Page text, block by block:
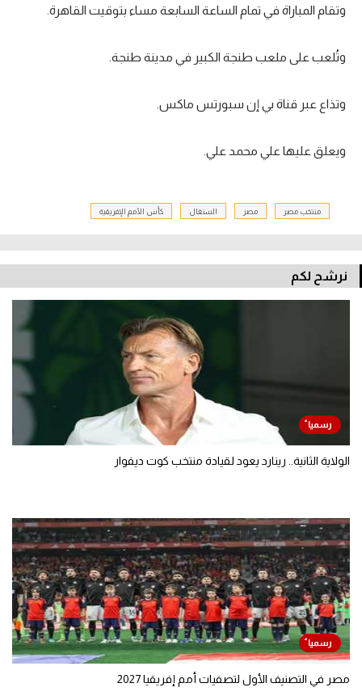
وتقام المباراة في تمام الساعة السابعة مساء بتوقيت القاهرة.
وتُلعب على ملعب طنجة الكبير في مدينة طنجة.
وتذاع عبر قناة بي إن سبورتس ماكس.
ويعلق عليها علي محمد علي.
منتخب مصر مصر السنغال كأس الأمم الإفريقية
نرشح لكم
الولاية الثانية.. رينارد يعود لقيادة منتخب كوت ديفوار
مصر في التصنيف الأول لتصفيات أمم إفريقيا 2027